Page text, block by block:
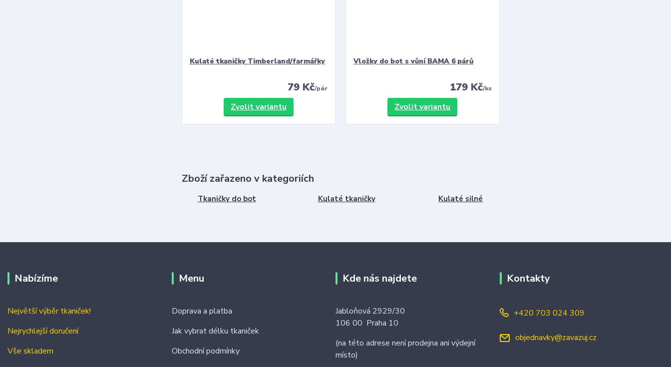
Kulaté tkaničky Timberland/farmářky
79 Kč/pár
Zvolit variantu
Vložky do bot s vůní BAMA 6 párů
179 Kč/ks
Zvolit variantu
Zboží zařazeno v kategoriích
Tkaničky do bot Kulaté tkaničky Kulaté silné
Nabízíme
Největší výběr tkaniček!
Nejrychlejší doručení
Vše skladem
Menu
Doprava a platba
Jak vybrat délku tkaniček
Obchodní podmínky
Kde nás najdete
Jabloňová 2929/30
106 00 Praha 10
(na této adrese není prodejna ani výdejní
místo)
Kontakty
+420 703 024 309
objednavky@zavazuj.cz